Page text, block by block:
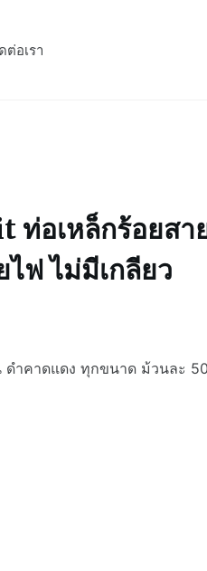
ต่อเรา
ท่อเหล็กร้อยสา
ฟ ไม่มีเกลียว
ดำคาดแดง ทุกขนาด ม้วนละ